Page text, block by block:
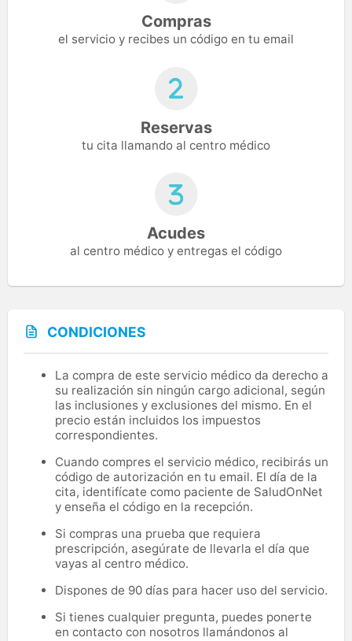
Compras
el servicio y recibes un código en tu email
Reservas
tu cita llamando al centro médico
Acudes
al centro médico y entregas el código
CONDICIONES
La compra de este servicio médico da derecho a
su realización sin ningún cargo adicional, según
las inclusiones y exclusiones del mismo. En el
precio están incluidos los impuestos
correspondientes.
Cuando compres el servicio médico, recibirás un
código de autorización en tu email. El día de la
cita, identifícate como paciente de SaludOnNet
y enseña el código en la recepción.
Si compras una prueba que requiera
prescripción, asegúrate de llevarla el día que
vayas al centro médico.
Dispones de 90 días para hacer uso del servicio.
Si tienes cualquier pregunta, puedes ponerte
en contacto con nosotros llamándonos al